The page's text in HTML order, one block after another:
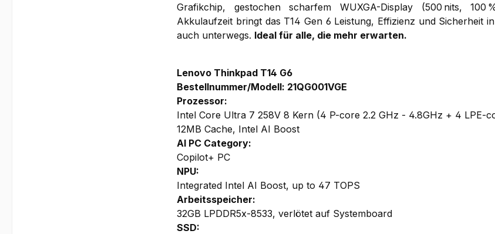
Grafikchip, gestochen scharfem WUXGA-Display (500 nits,
Akkulaufzeit bringt das T14 Gen 6 Leistung, Effizienz und Sicherheit
auch unterwegs. Ideal für alle, die mehr erwarten.
Lenovo Thinkpad T14 G6
Bestellnummer/Modell: 21QG001VGE
Prozessor:
Intel Core Ultra 7 258V 8 Kern (4 P-core 2.2 GHz - 4.8GHz + 4 LPE-
12MB Cache, Intel AI Boost
AI PC Category:
Copilot+ PC
NPU:
Integrated Intel AI Boost, up to 47 TOPS
Arbeitsspeicher:
32GB LPDDR5x-8533, verlötet auf Systemboard
SSD: